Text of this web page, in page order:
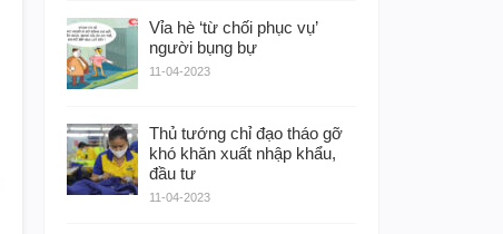
Vỉa hè ‘từ chối phục vụ’
người bụng bự
11-04-2023
Thủ tướng chỉ đạo tháo gỡ
khó khăn xuất nhập khẩu,
đầu tư
11-04-2023